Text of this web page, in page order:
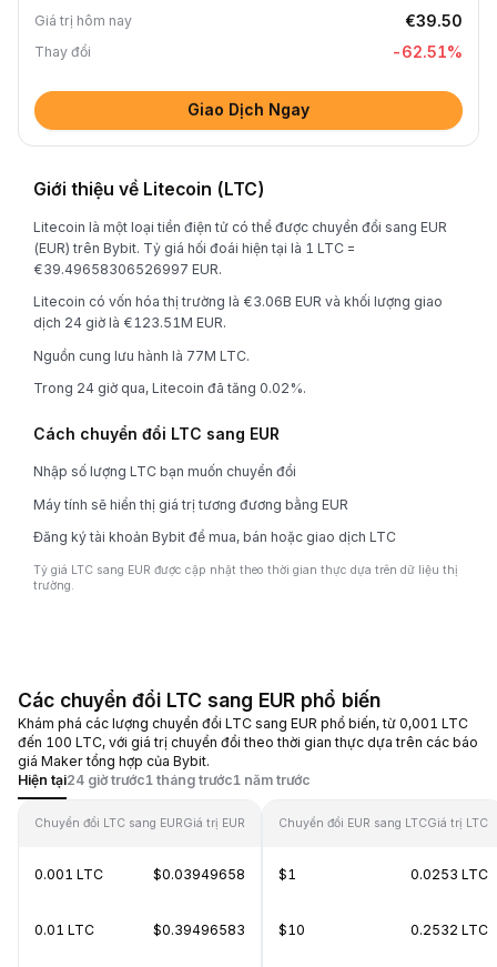
Giá trị hôm nay €39.50
Thay đổi -62.51%
Giao Dịch Ngay
Giới thiệu về Litecoin (LTC)
Litecoin là một loại tiền điện tử có thể được chuyển đổi sang EUR
(EUR) trên Bybit. Tỷ giá hối đoái hiện tại là 1 LTC =
€39.49658306526997 EUR.
Litecoin có vốn hóa thị trường là €3.06B EUR và khối lượng giao
dịch 24 giờ là €123.51M EUR.
Nguồn cung lưu hành là 77M LTC.
Trong 24 giờ qua, Litecoin đã tăng 0.02%.
Cách chuyển đổi LTC sang EUR
Nhập số lượng LTC bạn muốn chuyển đổi
Máy tính sẽ hiển thị giá trị tương đương bằng EUR
Đăng ký tài khoản Bybit để mua, bán hoặc giao dịch LTC
Tỷ giá LTC sang EUR được cập nhật theo thời gian thực dựa trên dữ liệu thị
trường.
Các chuyển đổi LTC sang EUR phổ biến
Khám phá các lượng chuyển đổi LTC sang EUR phổ biến, từ 0,001 LTC
đến 100 LTC, với giá trị chuyển đổi theo thời gian thực dựa trên các báo
giá Maker tổng hợp của Bybit.
Hiện tại24 giờ trước1 tháng trước1 năm trước
Chuyển đổi LTC sang EURGiá trị EUR
0.001 LTC $0.03949658
0.01 LTC $0.39496583
Chuyển đổi EUR sang LTCGiá trị LTC
$1 0.0253 LTC
$10 0.2532 LTC